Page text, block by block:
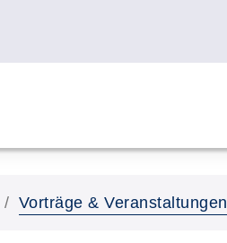
Vorträge & Veranstaltungen